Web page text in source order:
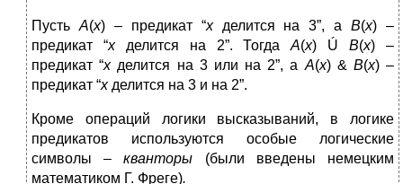
Пусть A(x) – предикат “xделится на 3”, аB(x) –
предикат “xделится на 2”. ТогдаA(x) ÚB(x) –
предикат “xделится на 3 или на 2”, а A(x) & B(x) –
предикат “xделится на 3 и на 2”.
Кроме операций логики высказываний, в логике
предикатов используются особые логические
символы –кванторы (были введены немецким
математиком Г. Фреге).